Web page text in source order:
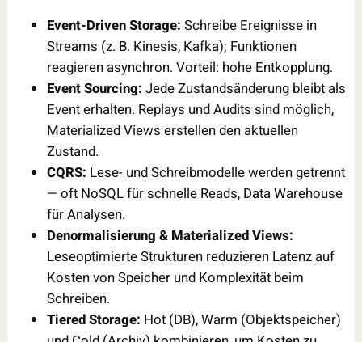
Event-Driven Storage: Schreibe Ereignisse in
Streams (z. B. Kinesis, Kafka); Funktionen
reagieren asynchron. Vorteil: hohe Entkopplung.
Event Sourcing: Jede Zustandsänderung bleibt als
Event erhalten. Replays und Audits sind möglich,
Materialized Views erstellen den aktuellen
Zustand.
CQRS: Lese- und Schreibmodelle werden getrennt
— oft NoSQL für schnelle Reads, Data Warehouse
für Analysen.
Denormalisierung & Materialized Views:
Leseoptimierte Strukturen reduzieren Latenz auf
Kosten von Speicher und Komplexität beim
Schreiben.
Tiered Storage: Hot (DB), Warm (Objektspeicher)